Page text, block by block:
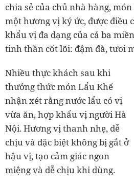
chia sẻ của chủ nhà hàng,
một hương vị ký ức, được điều
khẩu vị đa dạng của cả ba
tinh thần cốt lõi: đậm đà, tươi
Nhiều thực khách sau khi
thưởng thức món Lẩu Khế
nhận xét rằng nước lẩu có vị
vừa ăn, hợp khẩu vị người Hà
Nội. Hương vị thanh nhẹ, dễ
chịu và đặc biệt không bị gắt ở
hậu vị, tạo cảm giác ngon
miệng và dễ chịu khi dùng.